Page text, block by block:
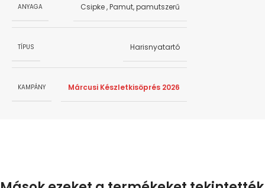
ANYAGA Csipke,Pamut, pamutszerű
TÍPUS Harisnyatartó
KAMPÁNY Márcusi Készletkisöprés 2026